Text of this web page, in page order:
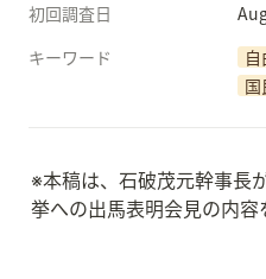
初回調査日
キーワード
※本稿は、石破茂元幹事長
挙への出馬表明会見の内容